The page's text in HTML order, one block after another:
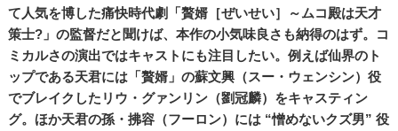
て人気を博した痛快時代劇「贅婿［ぜいせい］～ムコ殿は天才
策士?」の監督だと聞けば、本作の小気味良さも納得のはず。コ
ミカルさの演出ではキャストにも注目したい。例えば仙界のト
ップである天君には「贅婿」の蘇文興（スー・ウェンシン）役
でブレイクしたリウ・グァンリン（劉冠麟）をキャスティン
グ。ほか天君の孫・拂容（フーロン）には “憎めないクズ男” 役